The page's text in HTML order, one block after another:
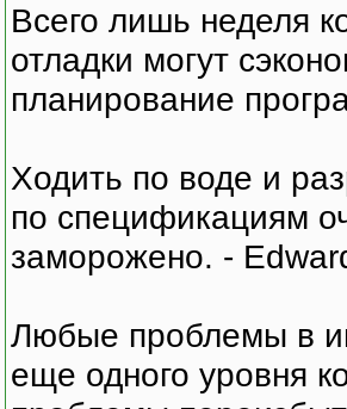
Всего лишь неделя
отладки могут
планирование
Ходить по воде и
по спецификациям
заморожено. -
Любые проблемы в
еще одного уровня